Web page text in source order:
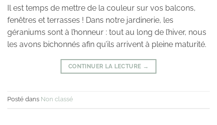
Il est temps de mettre de la couleur sur vos balcons,
fenêtres et terrasses ! Dans notre jardinerie, les
géraniums sont à l’honneur : tout au long de l’hiver, nous
les avons bichonnés afin qu’ils arrivent à pleine maturité.
CONTINUER LA LECTURE →
Posté dans Non classé